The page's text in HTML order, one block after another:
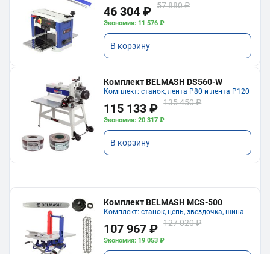
46 304 ₽ 57 880 ₽
Экономия: 11 576 ₽
В корзину
Комплект BELMASH DS560-W
Комплект: станок, лента P80 и лента P120
115 133 ₽ 135 450 ₽
Экономия: 20 317 ₽
В корзину
Комплект BELMASH MCS-500
Комплект: станок, цепь, звездочка, шина
107 967 ₽ 127 020 ₽
Экономия: 19 053 ₽